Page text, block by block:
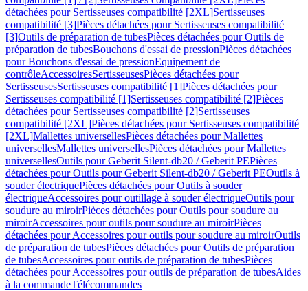
détachées pour Sertisseuses compatibilité [2XL]Sertisseuses
compatibilité [3]Pièces détachées pour Sertisseuses compatibilité
[3]Outils de préparation de tubesPièces détachées pour Outils de
préparation de tubesBouchons d'essai de pressionPièces détachées
pour Bouchons d'essai de pressionEquipement de
contrôleAccessoiresSertisseusesPièces détachées pour
SertisseusesSertisseuses compatibilité [1]Pièces détachées pour
Sertisseuses compatibilité [1]Sertisseuses compatibilité [2]Pièces
détachées pour Sertisseuses compatibilité [2]Sertisseuses
compatibilité [2XL]Pièces détachées pour Sertisseuses compatibilité
[2XL]Mallettes universellesPièces détachées pour Mallettes
universellesMallettes universellesPièces détachées pour Mallettes
universellesOutils pour Geberit Silent-db20 / Geberit PEPièces
détachées pour Outils pour Geberit Silent-db20 / Geberit PEOutils à
souder électriquePièces détachées pour Outils à souder
électriqueAccessoires pour outillage à souder électriqueOutils pour
soudure au miroirPièces détachées pour Outils pour soudure au
miroirAccessoires pour outils pour soudure au miroirPièces
détachées pour Accessoires pour outils pour soudure au miroirOutils
de préparation de tubesPièces détachées pour Outils de préparation
de tubesAccessoires pour outils de préparation de tubesPièces
détachées pour Accessoires pour outils de préparation de tubesAides
à la commandeTélécommandes